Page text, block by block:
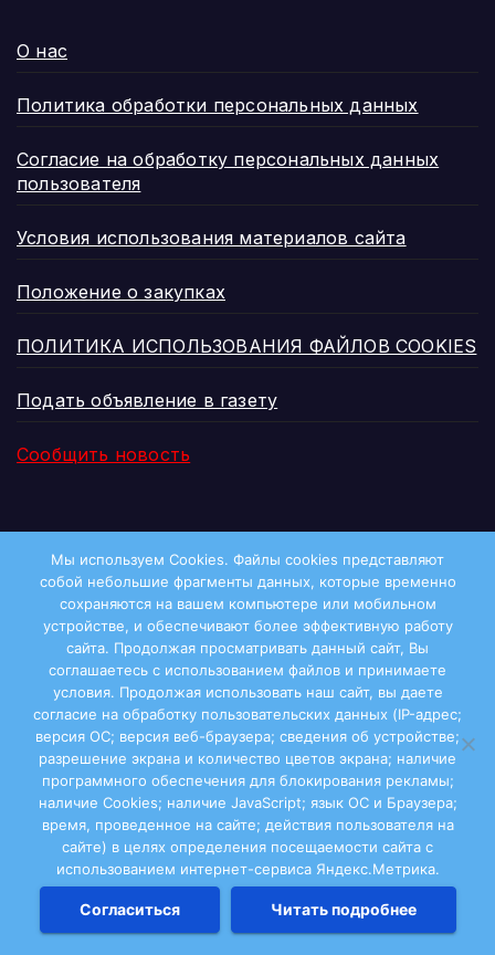
О нас
Политика обработки персональных данных
Согласие на обработку персональных данных
пользователя
Условия использования материалов сайта
Положение о закупках
ПОЛИТИКА ИСПОЛЬЗОВАНИЯ ФАЙЛОВ COOKIES
Подать объявление в газету
Сообщить новость
Справочная
Администрация МО «Виноградовский
муниципальный район»
Администрация МО «Березниковское»
Детские сады Виноградовского района
Больницы и ФАПы
Почтовые индексы Виноградовского района»
Мы используем Cookies. Файлы сookies представляют
собой небольшие фрагменты данных, которые временно
сохраняются на вашем компьютере или мобильном
устройстве, и обеспечивают более эффективную работу
сайта. Продолжая просматривать данный сайт, Вы
соглашаетесь с использованием файлов и принимаете
условия. Продолжая использовать наш сайт, вы даете
согласие на обработку пользовательских данных (IP-адрес;
версия ОС; версия веб-браузера; сведения об устройстве;
разрешение экрана и количество цветов экрана; наличие
программного обеспечения для блокирования рекламы;
наличие Cookies; наличие JavaScript; язык ОС и Браузера;
время, проведенное на сайте; действия пользователя на
сайте) в целях определения посещаемости сайта с
использованием интернет-сервиса Яндекс.Метрика.
Согласиться Читать подробнее